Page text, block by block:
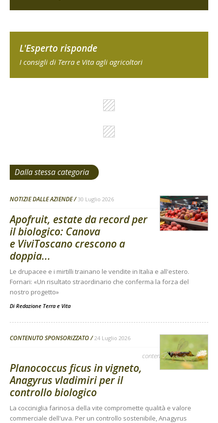
L'Esperto risponde
I consigli di Terra e Vita agli agricoltori
Dalla stessa categoria
NOTIZIE DALLE AZIENDE 30 Luglio 2026
Apofruit, estate da record per
il biologico: Canova
e ViviToscano crescono a
doppia...
Le drupacee e i mirtilli trainano le vendite in Italia e all'estero.
Fornari: «Un risultato straordinario che conferma la forza del
nostro progetto»
Di Redazione Terra e Vita
CONTENUTO SPONSORIZZATO 24 Luglio 2026
contenuto sponsorizzato
Planococcus ficus in vigneto,
Anagyrus vladimiri per il
controllo biologico
La cocciniglia farinosa della vite compromette qualità e valore
commerciale dell'uva. Per un controllo sostenibile, Anagyrus